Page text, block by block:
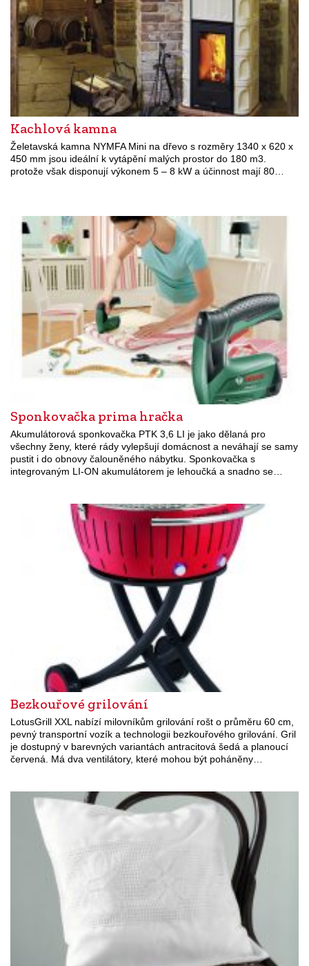
Kachlová kamna
Želetavská kamna NYMFA Mini na dřevo s rozměry 1340 x 620 x
450 mm jsou ideální k vytápění malých prostor do 180 m3.
protože však disponují výkonem 5 – 8 kW a účinnost mají 80…
Sponkovačka prima hračka
Akumulátorová sponkovačka PTK 3,6 LI je jako dělaná pro
všechny ženy, které rády vylepšují domácnost a neváhají se samy
pustit i do obnovy čalouněného nábytku. Sponkovačka s
integrovaným LI-ON akumulátorem je lehoučká a snadno se…
Bezkouřové grilování
LotusGrill XXL nabízí milovníkům grilování rošt o průměru 60 cm,
pevný transportní vozík a technologii bezkouřového grilování. Gril
je dostupný v barevných variantách antracitová šedá a planoucí
červená. Má dva ventilátory, které mohou být poháněny…